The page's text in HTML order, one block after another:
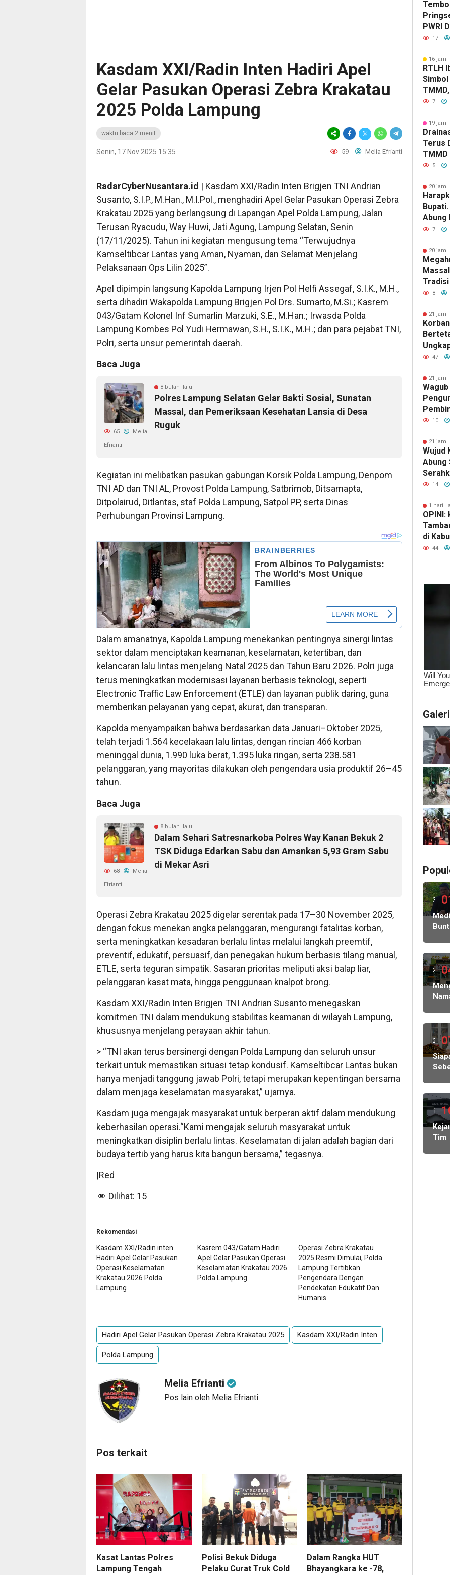
Kasdam XXI/Radin Inten Hadiri Apel
Gelar Pasukan Operasi Zebra Krakatau
2025 Polda Lampung
waktu baca 2 menit
Senin, 17 Nov 2025 15:35 59 Melia Efrianti
RadarCyberNusantara.id | Kasdam XXI/Radin Inten Brigjen TNI Andrian
Susanto, S.I.P., M.Han., M.I.Pol., menghadiri Apel Gelar Pasukan Operasi Zebra
Krakatau 2025 yang berlangsung di Lapangan Apel Polda Lampung, Jalan
Terusan Ryacudu, Way Huwi, Jati Agung, Lampung Selatan, Senin
(17/11/2025). Tahun ini kegiatan mengusung tema “Terwujudnya
Kamseltibcar Lantas yang Aman, Nyaman, dan Selamat Menjelang
Pelaksanaan Ops Lilin 2025”.
Apel dipimpin langsung Kapolda Lampung Irjen Pol Helfi Assegaf, S.I.K., M.H.,
serta dihadiri Wakapolda Lampung Brigjen Pol Drs. Sumarto, M.Si.; Kasrem
043/Gatam Kolonel Inf Sumarlin Marzuki, S.E., M.Han.; Irwasda Polda
Lampung Kombes Pol Yudi Hermawan, S.H., S.I.K., M.H.; dan para pejabat TNI,
Polri, serta unsur pemerintah daerah.
Baca Juga
8 bulan lalu
Polres Lampung Selatan Gelar Bakti Sosial, Sunatan
Massal, dan Pemeriksaan Kesehatan Lansia di Desa
Ruguk
65 Melia
Efrianti
Kegiatan ini melibatkan pasukan gabungan Korsik Polda Lampung, Denpom
TNI AD dan TNI AL, Provost Polda Lampung, Satbrimob, Ditsamapta,
Ditpolairud, Ditlantas, staf Polda Lampung, Satpol PP, serta Dinas
Perhubungan Provinsi Lampung.
Dalam amanatnya, Kapolda Lampung menekankan pentingnya sinergi lintas
sektor dalam menciptakan keamanan, keselamatan, ketertiban, dan
kelancaran lalu lintas menjelang Natal 2025 dan Tahun Baru 2026. Polri juga
terus meningkatkan modernisasi layanan berbasis teknologi, seperti
Electronic Traffic Law Enforcement (ETLE) dan layanan publik daring, guna
memberikan pelayanan yang cepat, akurat, dan transparan.
Kapolda menyampaikan bahwa berdasarkan data Januari–Oktober 2025,
telah terjadi 1.564 kecelakaan lalu lintas, dengan rincian 466 korban
meninggal dunia, 1.990 luka berat, 1.395 luka ringan, serta 238.581
pelanggaran, yang mayoritas dilakukan oleh pengendara usia produktif 26–45
tahun.
Baca Juga
8 bulan lalu
Dalam Sehari Satresnarkoba Polres Way Kanan Bekuk 2
TSK Diduga Edarkan Sabu dan Amankan 5,93 Gram Sabu
di Mekar Asri
68 Melia
Efrianti
Operasi Zebra Krakatau 2025 digelar serentak pada 17–30 November 2025,
dengan fokus menekan angka pelanggaran, mengurangi fatalitas korban,
serta meningkatkan kesadaran berlalu lintas melalui langkah preemtif,
preventif, edukatif, persuasif, dan penegakan hukum berbasis tilang manual,
ETLE, serta teguran simpatik. Sasaran prioritas meliputi aksi balap liar,
pelanggaran kasat mata, hingga penggunaan knalpot brong.
Kasdam XXI/Radin Inten Brigjen TNI Andrian Susanto menegaskan
komitmen TNI dalam mendukung stabilitas keamanan di wilayah Lampung,
khususnya menjelang perayaan akhir tahun.
> “TNI akan terus bersinergi dengan Polda Lampung dan seluruh unsur
terkait untuk memastikan situasi tetap kondusif. Kamseltibcar Lantas bukan
hanya menjadi tanggung jawab Polri, tetapi merupakan kepentingan bersama
dalam menjaga keselamatan masyarakat,” ujarnya.
Kasdam juga mengajak masyarakat untuk berperan aktif dalam mendukung
keberhasilan operasi.“Kami mengajak seluruh masyarakat untuk
meningkatkan disiplin berlalu lintas. Keselamatan di jalan adalah bagian dari
budaya tertib yang harus kita bangun bersama,” tegasnya.
|Red
Dilihat: 15
Rekomendasi
Kasdam XXI/Radin inten
Hadiri Apel Gelar Pasukan
Operasi Keselamatan
Krakatau 2026 Polda
Lampung
Kasrem 043/Gatam Hadiri
Apel Gelar Pasukan Operasi
Keselamatan Krakatau 2026
Polda Lampung
Operasi Zebra Krakatau
2025 Resmi Dimulai, Polda
Lampung Tertibkan
Pengendara Dengan
Pendekatan Edukatif Dan
Humanis
Hadiri Apel Gelar Pasukan Operasi Zebra Krakatau 2025 Kasdam XXI/Radin Inten
Polda Lampung
Melia Efrianti
Pos lain oleh Melia Efrianti
Pos terkait
Kasat Lantas Polres
Lampung Tengah
Polisi Bekuk Diduga
Pelaku Curat Truk Cold
Dalam Rangka HUT
Bhayangkara ke -78,
PWRI
17
16 jam
RTLH
7
19 jam
Terus
5
20 jam
Abung
Gubuk
7
20 jam
8
21 jam
47
21 jam
Raden
10
21 jam
Wujud
Abung
Tinjau
14
1 hari
OPINI:
di
44
3
lalu
Juta
Ke
2
lalu
di
1
tiba
dan
2
lalu
Publik
1
lalu
Tim